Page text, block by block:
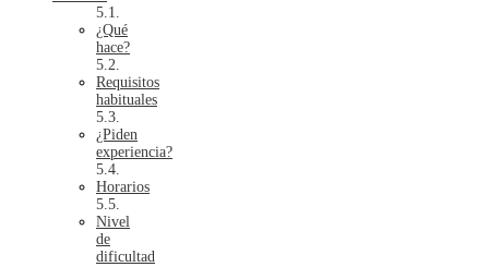
¿Qué
hace?
Requisitos
habituales
¿Piden
experiencia?
Horarios
Nivel
de
dificultad